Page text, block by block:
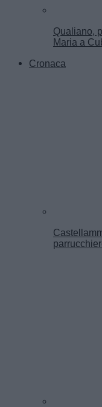
Qualiano,
Maria a
Cronaca